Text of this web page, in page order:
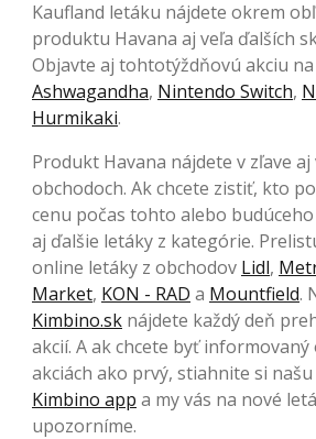
Kaufland letáku nájdete okrem
produktu Havana aj veľa ďalších
Objavte aj tohtotýždňovú akciu na
Ashwagandha, Nintendo Switch,
Hurmikaki.
Produkt Havana nájdete v zľave aj
obchodoch. Ak chcete zistiť, kto
cenu počas tohto alebo
aj ďalšie letáky z kategórie.
online letáky z obchodov Lidl,
Market, KON - RAD a Mountfield.
Kimbino.sk nájdete každý deň
akcií. A ak chcete byť
akciách ako prvý, stiahnite si
Kimbino app a my vás na nové
upozorníme.